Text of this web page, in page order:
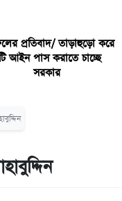
প্রতিবাদ/ তাড়াহুড়ো করে
আইন পাস করাতে চাচ্ছে
সরকার